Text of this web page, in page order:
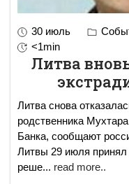
30 июль
<1min
Литва
Литва снова
родственника
Банка, сообщают
Литвы 29 июля принял
реше... read more..